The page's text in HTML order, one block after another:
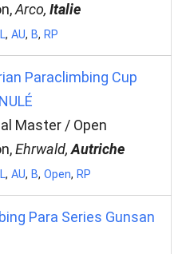
Arco, Italie
, AU, B, RP
Paraclimbing Cup
Master / Open
Ehrwald,Autriche
, AU, B, Open, RP
Para Series Gunsan